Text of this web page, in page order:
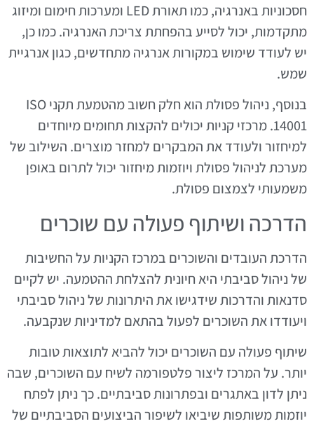
חסכוניות באנרגיה, כמו תאורת LED ומערכות חימום ומיזוג
מתקדמות, יכול לסייע בהפחתת צריכת האנרגיה. כמו כן,
יש לעודד שימוש במקורות אנרגיה מתחדשים, כגון אנרגיית
שמש.
בנוסף, ניהול פסולת הוא חלק חשוב מהטמעת תקני ISO
14001. מרכזי קניות יכולים להקצות תחומים מיוחדים
למיחזור ולעודד את המבקרים למחזר מוצרים. השילוב של
מערכת לניהול פסולת ויוזמות מיחזור יכול לתרום באופן
משמעותי לצמצום פסולת.
הדרכה ושיתוף פעולה עם שוכרים
הדרכת העובדים והשוכרים במרכז הקניות על החשיבות
של ניהול סביבתי היא חיונית להצלחת ההטמעה. יש לקיים
סדנאות והדרכות שידגישו את היתרונות של ניהול סביבתי
ויעודדו את השוכרים לפעול בהתאם למדיניות שנקבעה.
שיתוף פעולה עם השוכרים יכול להביא לתוצאות טובות
יותר. על המרכז ליצור פלטפורמה לשיח עם השוכרים, שבה
ניתן לדון באתגרים ובפתרונות סביבתיים. כך ניתן לפתח
יוזמות משותפות שיביאו לשיפור הביצועים הסביבתיים של